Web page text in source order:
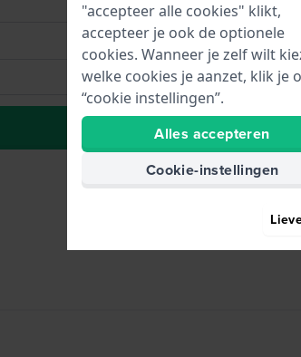
Plaats in wenslijst
"accepteer alle cookies" klikt,
accepteer je ook de optionele
cookies. Wanneer je zelf wilt
welke cookies je aanzet, klik je
“cookie instellingen”.
Alles accepteren
Cookie-instellingen